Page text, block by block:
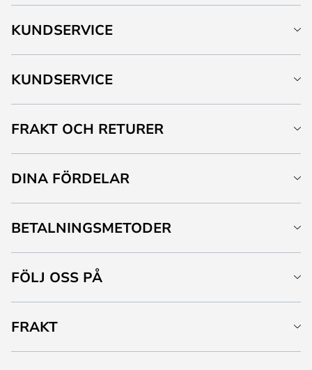
KUNDSERVICE
KUNDSERVICE
FRAKT OCH RETURER
DINA FÖRDELAR
BETALNINGSMETODER
FÖLJ OSS PÅ
FRAKT